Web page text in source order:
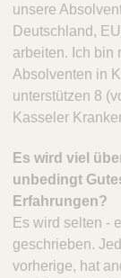
unsere
Deutschland,
arbeiten. Ich bin
Absolventen in
unterstützen 8
Kasseler
Es wird viel
unbedingt
Erfahrungen?
Es wird selten -
geschrieben.
vorherige, hat